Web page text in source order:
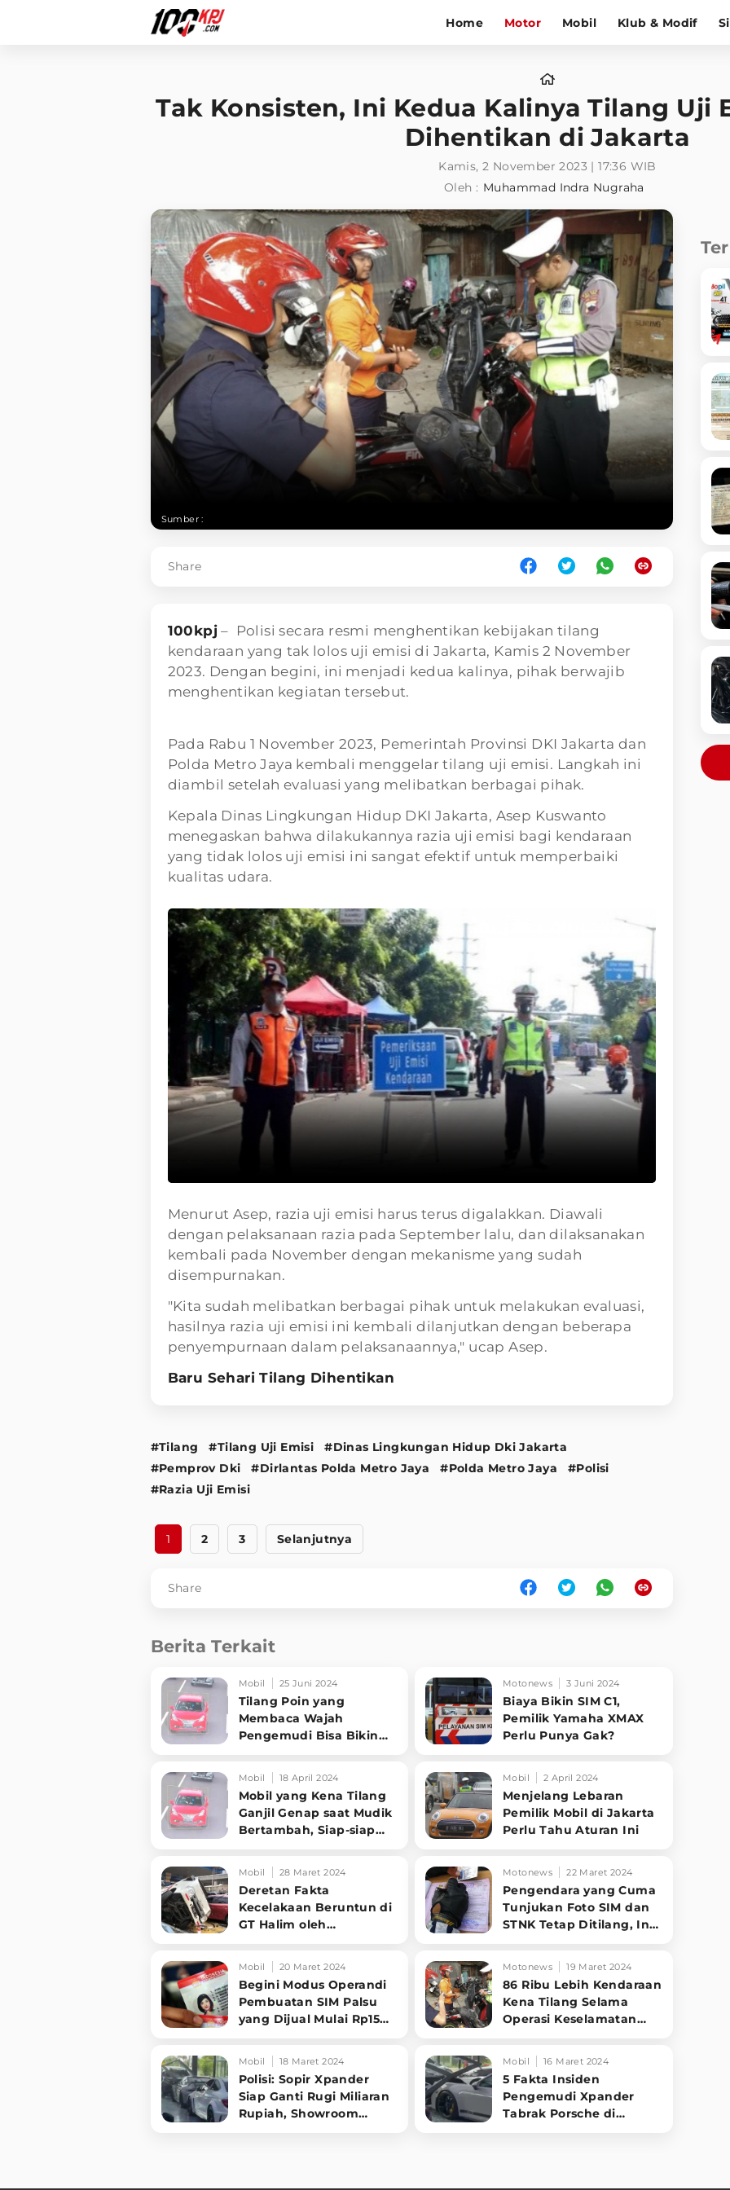
Home Motor Mobil Klub & Modif
Tak Konsisten, Ini Kedua Kalinya Tilang Uji
Dihentikan di Jakarta
Kamis, 2 November 2023 | 17:36 WIB
Oleh : Muhammad Indra Nugraha
Sumber :
Share
100kpj– Polisi secara resmi menghentikan kebijakan tilang
kendaraan yang tak lolos uji emisi di Jakarta, Kamis 2 November
2023. Dengan begini, ini menjadi kedua kalinya, pihak berwajib
menghentikan kegiatan tersebut.
Pada Rabu 1 November 2023, Pemerintah Provinsi DKI Jakarta dan
Polda Metro Jaya kembali menggelar tilang uji emisi. Langkah ini
diambil setelah evaluasi yang melibatkan berbagai pihak.
Kepala Dinas Lingkungan Hidup DKI Jakarta, Asep Kuswanto
menegaskan bahwa dilakukannya razia uji emisi bagi kendaraan
yang tidak lolos uji emisi ini sangat efektif untuk memperbaiki
kualitas udara.
Menurut Asep, razia uji emisi harus terus digalakkan. Diawali
dengan pelaksanaan razia pada September lalu, dan dilaksanakan
kembali pada November dengan mekanisme yang sudah
disempurnakan.
"Kita sudah melibatkan berbagai pihak untuk melakukan evaluasi,
hasilnya razia uji emisi ini kembali dilanjutkan dengan beberapa
penyempurnaan dalam pelaksanaannya," ucap Asep.
Baru Sehari Tilang Dihentikan
#Tilang #Tilang Uji Emisi
#Dinas Lingkungan Hidup Dki Jakarta
#Pemprov Dki
#Dirlantas Polda Metro Jaya #Polda Metro Jaya
#Polisi
#Razia Uji Emisi
1 2 3 Selanjutnya
Share
Berita Terkait
Mobil 25 Juni 2024
Tilang Poin yang
Membaca Wajah
Pengemudi Bisa Bikin
Motonews 3 Juni 2024
Biaya Bikin SIM C1,
Pemilik Yamaha XMAX
Perlu Punya Gak?
Mobil 18 April 2024
Mobil yang Kena Tilang
Ganjil Genap saat Mudik
Bertambah, Siap-siap
Mobil 2 April 2024
Menjelang Lebaran
Pemilik Mobil di Jakarta
Perlu Tahu Aturan Ini
Mobil 28 Maret 2024
Deretan Fakta
Kecelakaan Beruntun di
GT Halim oleh
18 Tahun
Motonews 22 Maret 2024
Pengendara yang Cuma
Tunjukan Foto SIM dan
STNK Tetap Ditilang, Ini
Mobil 20 Maret 2024
Begini Modus Operandi
Pembuatan SIM Palsu
yang Dijual Mulai Rp150
Motonews 19 Maret 2024
86 Ribu Lebih Kendaraan
Kena Tilang Selama
Operasi Keselamatan
Terbanyak
Mobil 18 Maret 2024
Polisi: Sopir Xpander
Siap Ganti Rugi Miliaran
Rupiah, Showroom
Mobil 16 Maret 2024
5 Fakta Insiden
Pengemudi Xpander
Tabrak Porsche di